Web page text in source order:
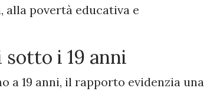
alla povertà educativa e
i 19 anni
a 19 anni, il rapporto evidenzia una